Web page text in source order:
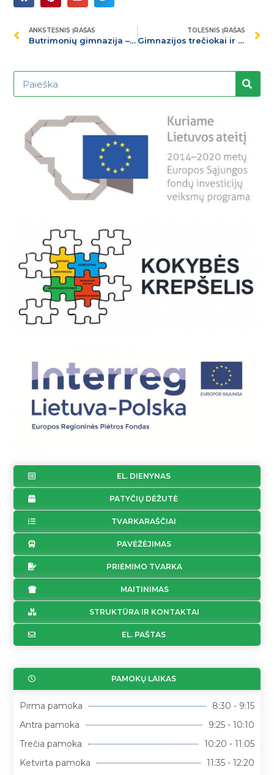
ANKSTESNIS ĮRAŠAS
Butrimonių gimnazija – iniciatyvos „Tvari mokykla 2030“ dalyvė
TOLESNIS ĮRAŠAS
Gimnazijos trečiokai ir ketvirtokai mokėsi Kauno tvirtovės VII forte – gamtos ir tiksliųjų mokslų mokykloje
EL. DIENYNAS
PATYČIŲ DĖŽUTĖ
TVARKARAŠČIAI
PAVĖŽĖJIMAS
PRIĖMIMO TVARKA
MAITINIMAS
STRUKTŪRA IR KONTAKTAI
EL. PAŠTAS
PAMOKŲ LAIKAS
Pirma pamoka
8:30 - 9:15
Antra pamoka
9:25 - 10:10
Trečia pamoka
10:20 - 11:05
Ketvirta pamoka
11:35 - 12:20